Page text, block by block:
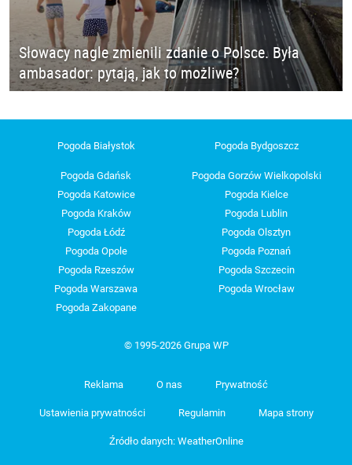
Słowacy nagle zmienili zdanie o Polsce. Była
ambasador: pytają, jak to możliwe?
Pogoda Białystok Pogoda Bydgoszcz
Pogoda Gdańsk
Pogoda Gorzów Wielkopolski
Pogoda Katowice
Pogoda Kielce
Pogoda Kraków
Pogoda Lublin
Pogoda Łódź
Pogoda Olsztyn
Pogoda Opole
Pogoda Poznań
Pogoda Rzeszów
Pogoda Szczecin
Pogoda Warszawa
Pogoda Wrocław
Pogoda Zakopane
© 1995-2026 Grupa WP
Reklama O nas Prywatność
Ustawienia prywatności Regulamin Mapa strony
Źródło danych: WeatherOnline